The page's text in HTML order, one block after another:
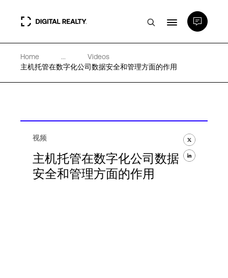
数据中心
专业知识和资源
Home ...
Videos
主机托管在数字化公司数据安全和管理方面的作用
视频
主机托管在数字化公司数据
安全和管理方面的作用